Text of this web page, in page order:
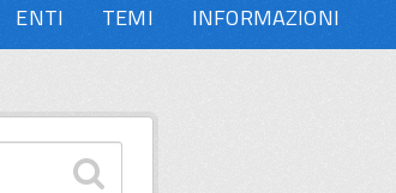
ENTI TEMI INFORMAZIONI